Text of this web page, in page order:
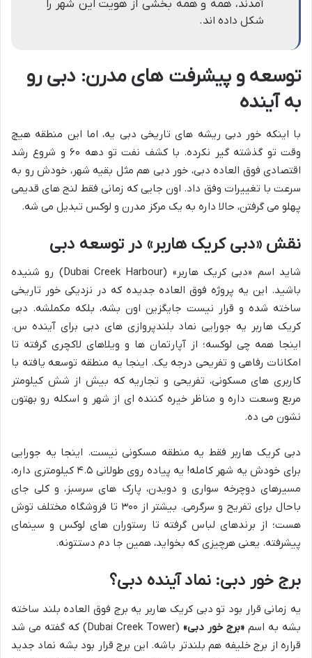
آمدند، همه و همه بخشی از هویت این شهر را
شکل داده اند.
توسعه و پیشرفت های مدرن: دبی رو
به آینده
با اینکه خور دبی ریشه های تاریخی دبی یه، اما این منطقه هیچ
وقت تو گذشته گیر نکرده. با کشف نفت تو دهه ۶۰ و شروع رشد
اقتصادی فوق العاده دبی، خور دبی هم مثل بقیه شهر، خودش رو به
سرعت با تغییرات وفق داد. اون جایی که زمانی فقط لنج های قدیمی
پهلو می گرفتن، حالا داره به یک مرکز مدرن و لوکس تبدیل می شه.
نقش «دبی کریک هاربر» در توسعه دبی
شاید اسم «دبی کریک هاربر» (Dubai Creek Harbour) رو شنیده
باشید. این یه پروژه فوق العاده جدیده که در نزدیکی خور تاریخی
ساخته شده و قرار نیست جایگزین اون بشه، بلکه مکملشه. دبی
کریک هاربر یه جورایی نماد بلندپروازی های دبی برای آینده س.
اینجا همه چی لوکسه؛ از آپارتمان ها و ویلاهای لاکچری گرفته تا
امکانات رفاهی و تفریحی درجه یک. اینجا یه منطقه توسعه یافته با
کاربری های مسکونی، تفریحی و تجاریه که بیش از شش کیلومتر
مربع وسعت داره و مناظر خیره کننده ای از شهر و اسکله رو بهتون
نشون می ده.
دبی کریک هاربر فقط یه منطقه مسکونی نیست. اینجا یه جورایی
برای خودش یه شهر کامله! یه پیاده روی طولانی ۴.۵ کیلومتری داره،
مسیرهای دوچرخه سواری و دویدن، پارک های سرسبز، و کلی جای
باحال برای تفریح و سرگرمی. بیشتر از ۳۰۰ تا فروشگاه مختلف توش
هست؛ از برندهای لباس گرفته تا رستوران های لوکس و سینمای
پیشرفته. یعنی هرچیزی که بخواید، همین جا دم دستتونه.
برج خور دبی: نماد آینده دبی؟
یه زمانی قرار بود تو دبی کریک هاربر یه برج فوق العاده بلند ساخته
بشه به اسم «برج خور دبی»
(Dubai Creek Tower) که گفته می شد
قراره از برج خلیفه هم بلندتر باشه. این برج قرار بود بشه نماد جدید